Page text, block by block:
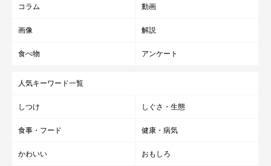
コラム 動画
画像 解説
食べ物 アンケート
人気キーワード一覧
しつけ しぐさ・生態
食事・フード 健康・病気
かわいい おもしろ